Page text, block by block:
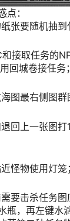
：
要随机抽到
接取任务的
回城卷接任务；
最右侧图群
回上一张图打
怪物使用灯笼；
要击杀任务图
瓶，再左键水